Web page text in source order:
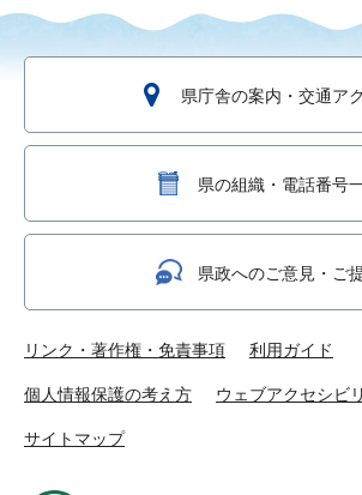
県庁舎の案内・交通ア
県の組織・電話番号
県政へのご意見・ご
リンク・著作権・免責事項 利用ガイド
個人情報保護の考え方 ウェブアクセシビ
サイトマップ